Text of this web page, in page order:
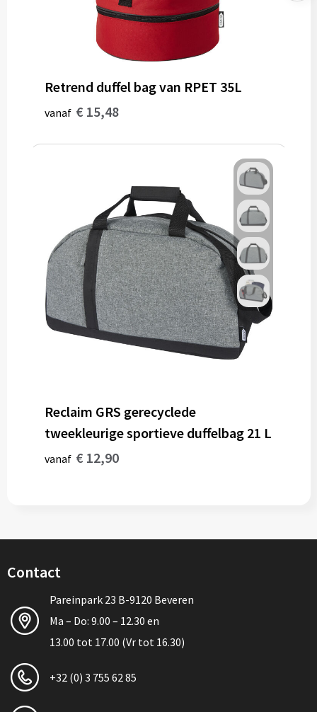
Retrend duffel bag van RPET 35L
vanaf € 15,48
Reclaim GRS gerecyclede
tweekleurige sportieve duffelbag 21 L
vanaf € 12,90
Contact
Pareinpark 23 B-9120 Beveren
Ma – Do: 9.00 – 12.30 en
13.00 tot 17.00 (Vr tot 16.30)
+32 (0) 3 755 62 85